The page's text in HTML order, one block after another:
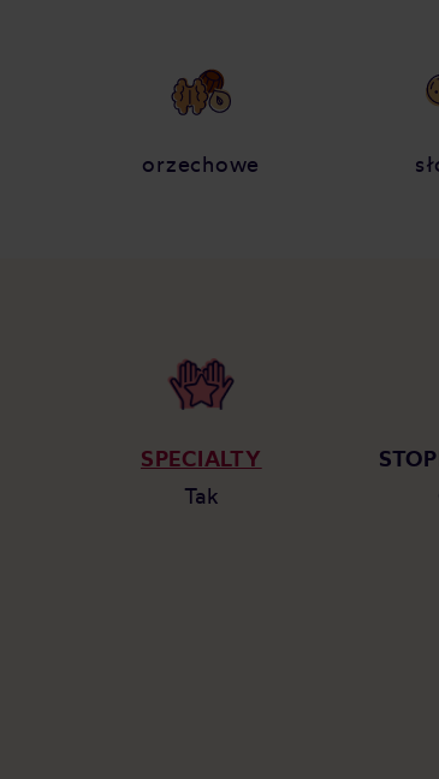
orzechowe
SPECIALTY
Tak